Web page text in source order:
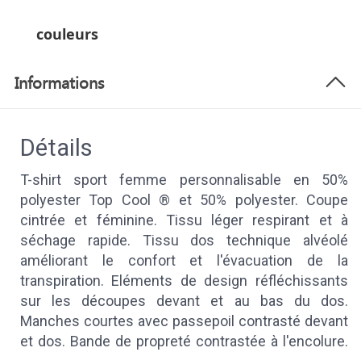
couleurs
Informations
Détails
T-shirt sport femme personnalisable en 50%
polyester Top Cool ® et 50% polyester. Coupe
cintrée et féminine. Tissu léger respirant et à
séchage rapide. Tissu dos technique alvéolé
améliorant le confort et l'évacuation de la
transpiration. Eléments de design réfléchissants
sur les découpes devant et au bas du dos.
Manches courtes avec passepoil contrasté devant
et dos. Bande de propreté contrastée à l'encolure.